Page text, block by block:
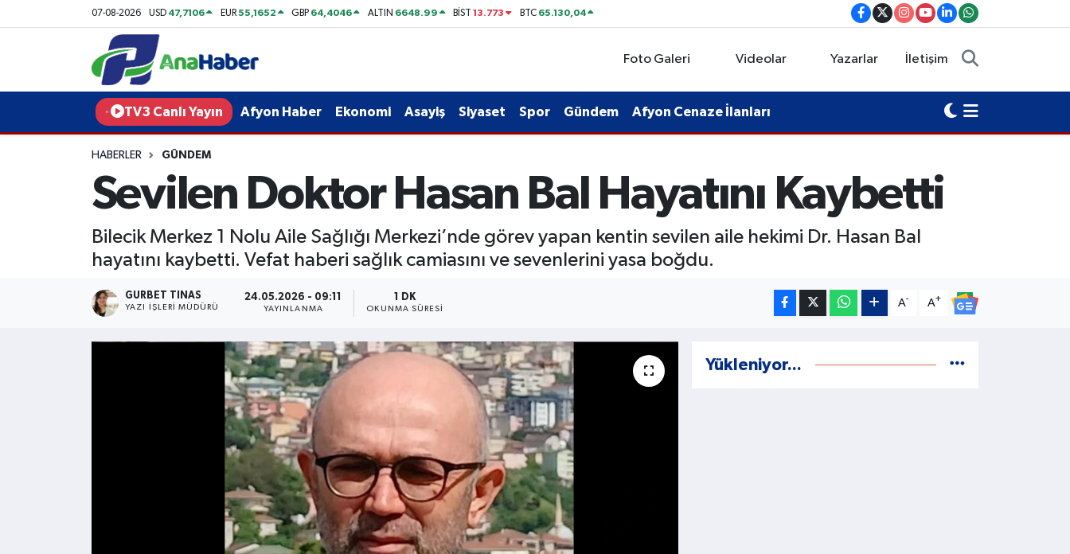
07-08-2026 USD 47,7106 EUR55,1652 GBP 64,4046 ALTIN 6648.99 BİST13.773 BTC 65.130,04
Foto Galeri Videolar Yazarlar İletişim
TV3 Canlı Yayın Afyon Haber Ekonomi Asayiş Siyaset Spor Gündem Afyon Cenaze İlanları
HABERLER GÜNDEM
Sevilen Doktor Hasan Bal Hayatını Kaybetti
Bilecik Merkez 1 Nolu Aile Sağlığı Merkezi’nde görev yapan kentin sevilen aile hekimi Dr. Hasan Bal
hayatını kaybetti. Vefat haberi sağlık camiasını ve sevenlerini yasa boğdu.
GURBET TINAS
YAZI İŞLERI MÜDÜRÜ
24.05.2026 - 09:11
YAYINLANMA
1 DK
OKUNMA SÜRESI
A- A+
Yükleniyor...
Yurt Haber
Afyon Haber
Teknoloji
Afyonkarahisar Nöbetçi Eczaneler
Afyonkarahisar Hava Durumu
Afyonkarahisar Trafik Yoğunluk Haritası
Tüm Manşetler
Son Dakika Haberleri
Haber Arşivi